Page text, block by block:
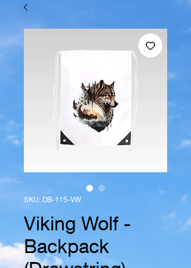
SKU: DB-115-VW
Viking Wolf -
Backpack